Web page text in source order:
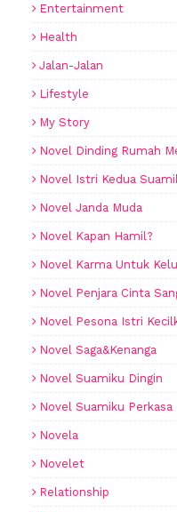
Entertainment
Health
Jalan-Jalan
Lifestyle
My Story
Novel Dinding Rumah
Novel Istri Kedua
Novel Janda Muda
Novel Kapan Hamil?
Novel Karma Untuk
Novel Penjara Cinta
Novel Pesona Istri
Novel Saga&Kenanga
Novel Suamiku Dingin
Novel Suamiku Perkasa
Novela
Novelet
Relationship